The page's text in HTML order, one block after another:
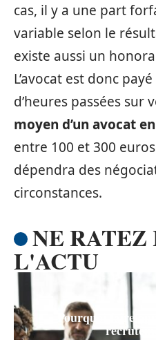
cas, il y a une part
variable selon le
existe aussi un
L’avocat est donc
d’heures passées sur
moyen d’un avocat
entre 100 et 300
dépendra des
circonstances.
NE RATEZ
L'ACTU
Pourquoi faire